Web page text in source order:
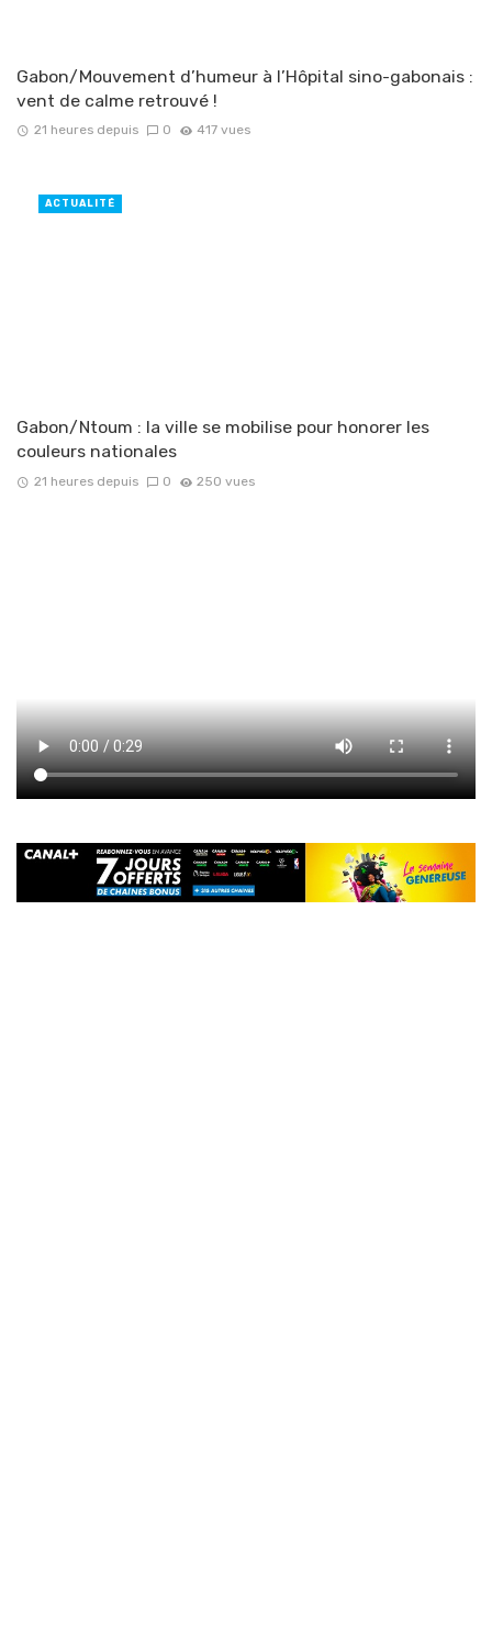
Gabon/Mouvement d’humeur à l’Hôpital sino-gabonais :
vent de calme retrouvé !
21 heures depuis 0 417 vues
Gabon/Ntoum : la ville se mobilise pour honorer les
couleurs nationales
21 heures depuis 0 250 vues
ACTUALITÉ